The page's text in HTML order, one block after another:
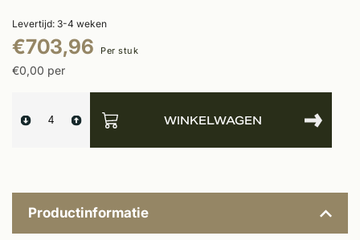
Levertijd: 3-4 weken
€703,96 Per stuk
€0,00 per
WINKELWAGEN
Productinformatie